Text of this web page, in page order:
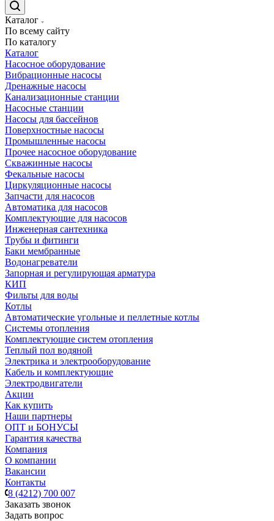
Каталог
По всему сайту
По каталогу
Каталог
Насосное оборудование
Вибрационные насосы
Дренажные насосы
Канализационные станции
Насосные станции
Насосы для бассейнов
Поверхностные насосы
Промышленные насосы
Прочее насосное оборудование
Скважинные насосы
Фекальные насосы
Циркуляционные насосы
Запчасти для насосов
Автоматика для насосов
Комплектующие для насосов
Инженерная сантехника
Трубы и фитинги
Баки мембранные
Водонагреватели
Запорная и регулирующая арматура
КИП
Фильты для воды
Котлы
Автоматические угольные и пеллетные котлы
Системы отопления
Комплектующие систем отопления
Теплый пол водяной
Электрика и электрооборудование
Кабель и комплектующие
Электродвигатели
Акции
Как купить
Наши партнеры
ОПТ и БОНУСЫ
Гарантия качества
Компания
О компании
Вакансии
Контакты
8 (4212) 700 007
Заказать звонок
Задать вопрос